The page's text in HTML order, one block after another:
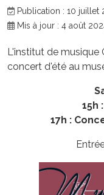
Publication : 10 juillet
Mis à jour : 4 août
L'institut de musique
concert d'été au
15h
17h :